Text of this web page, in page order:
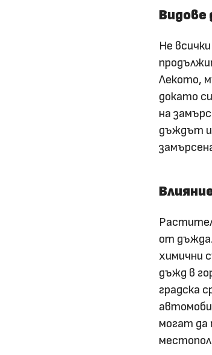
Видове
Не
Лекото,
докато
на
дъждът
от
химични
дъжд в
градска
могат да